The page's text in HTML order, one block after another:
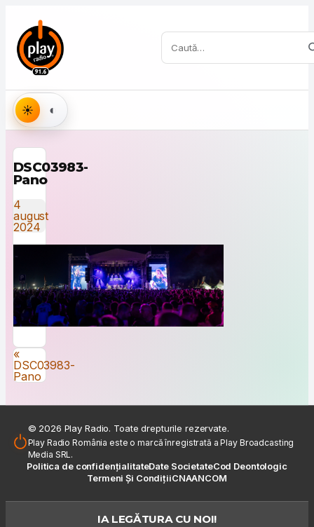
Caută:
Aspect
DSC03983-
Pano
4
august
2024
Navigare în articole
«
DSC03983-
Pano
© 2026 Play Radio. Toate drepturile rezervate.
Play Radio România este o marcă înregistrată a Play Broadcasting
Media SRL.
Politica de confidențialitateDate SocietateCod Deontologic
Termeni Și CondițiiCNAANCOM
IA LEGĂTURA CU NOI!